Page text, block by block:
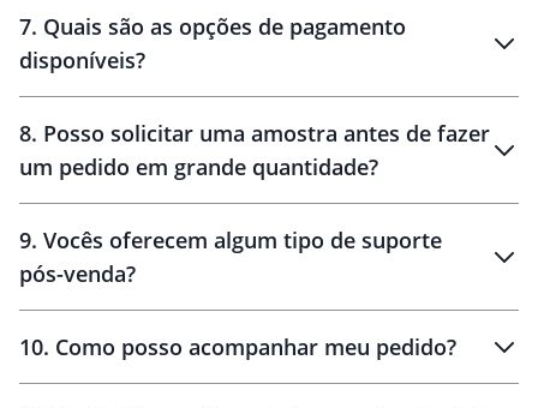
10 dias
brinde
48 horas
7. Quais são as opções de pagamento
disponíveis?
8. Posso solicitar uma amostra antes de fazer
um pedido em grande quantidade?
amostras
9. Vocês oferecem algum tipo de suporte
pós-venda?
10. Como posso acompanhar meu pedido?